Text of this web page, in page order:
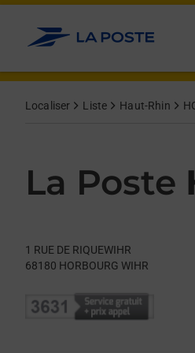
Allez au contenu
Localiser Liste Haut-Rhin
La Poste
1 RUE DE RIQUEWIHR
68180 HORBOURG WIHR
Day of the WeekHours
Get directions to La Poste at 1 RUE
lien s'ouvre dans un nouvel